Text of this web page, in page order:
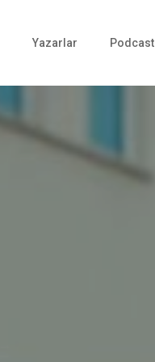
Yazarlar Podcast